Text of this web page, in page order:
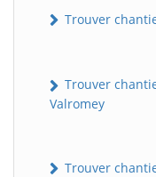
Trouver
Trouver
Valromey
Trouver